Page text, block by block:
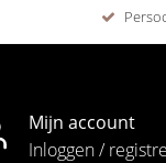
Mijn account
Inloggen /